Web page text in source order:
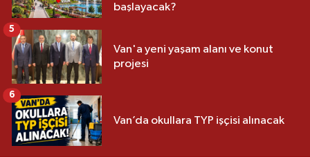
başlayacak?
Van'a yeni yaşam alanı ve konut
projesi
5
Van’da okullara TYP işçisi alınacak
6